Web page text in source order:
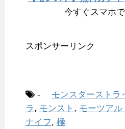
今すぐスマホ
スポンサーリンク
- モンスターストラ
ラ , モンスト , モーツアル
ナイフ, 極